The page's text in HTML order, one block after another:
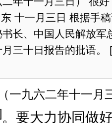
十一月三日 根据手
长、中国人民解放军
三十日报告的批语。
（一九六二年十一月
。要大力协同做